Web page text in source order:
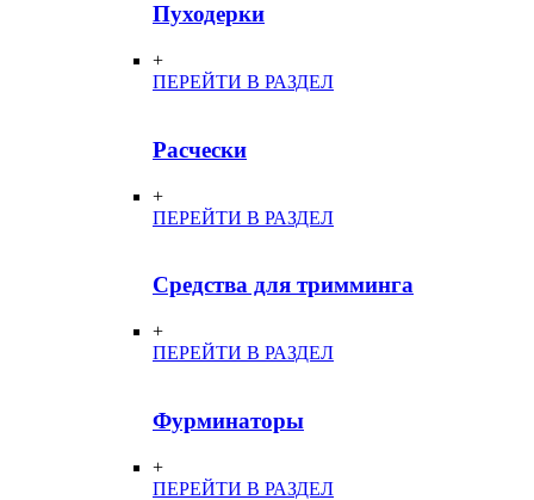
Пуходерки
+
ПЕРЕЙТИ В РАЗДЕЛ
Расчески
+
ПЕРЕЙТИ В РАЗДЕЛ
Средства для тримминга
+
ПЕРЕЙТИ В РАЗДЕЛ
Фурминаторы
+
ПЕРЕЙТИ В РАЗДЕЛ